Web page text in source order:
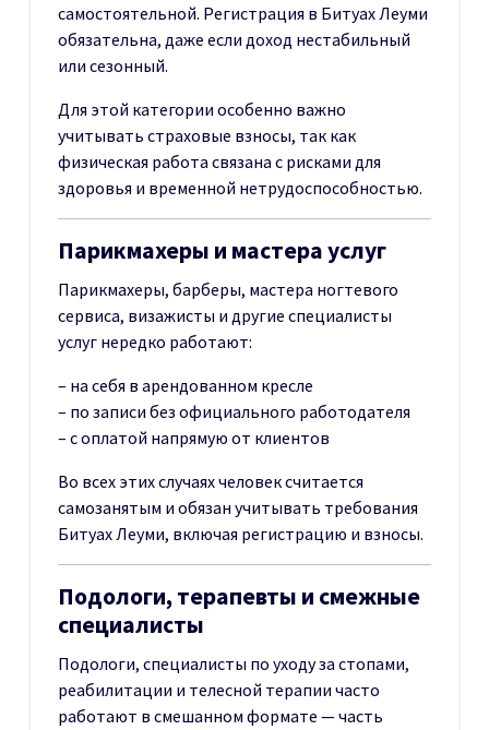
самостоятельной. Регистрация в Битуах Леуми
обязательна, даже если доход нестабильный
или сезонный.
Для этой категории особенно важно
учитывать страховые взносы, так как
физическая работа связана с рисками для
здоровья и временной нетрудоспособностью.
Парикмахеры и мастера услуг
Парикмахеры, барберы, мастера ногтевого
сервиса, визажисты и другие специалисты
услуг нередко работают:
– на себя в арендованном кресле
– по записи без официального работодателя
– с оплатой напрямую от клиентов
Во всех этих случаях человек считается
самозанятым и обязан учитывать требования
Битуах Леуми, включая регистрацию и взносы.
Подологи, терапевты и смежные
специалисты
Подологи, специалисты по уходу за стопами,
реабилитации и телесной терапии часто
работают в смешанном формате — часть